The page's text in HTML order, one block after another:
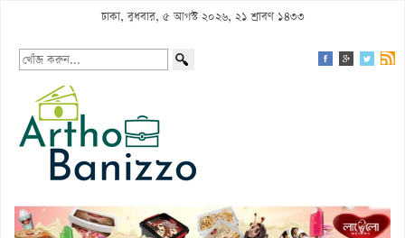
ঢাকা, বুধবার, ৫ আগস্ট ২০২৬, ২১ শ্রাবণ ১৪৩৩